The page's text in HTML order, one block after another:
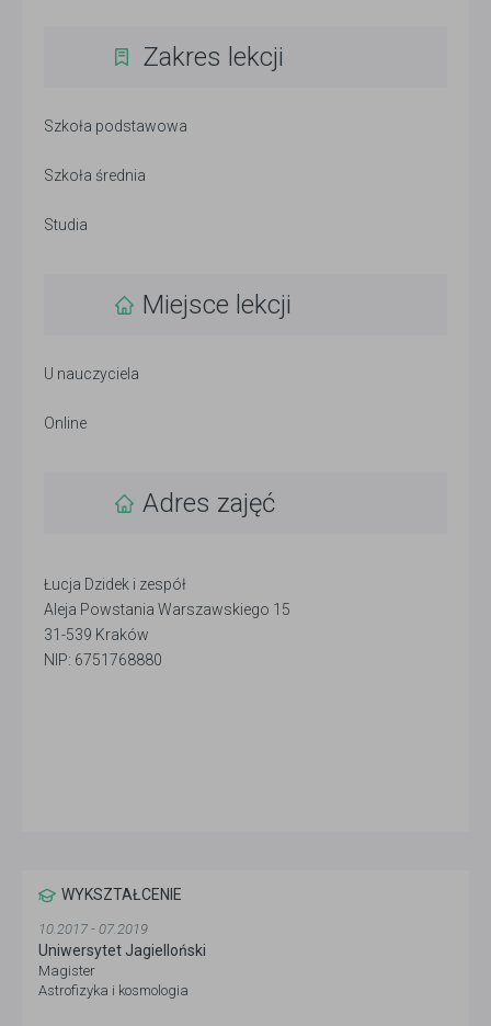
Zakres lekcji
Szkoła podstawowa
Szkoła średnia
Studia
Miejsce lekcji
U nauczyciela
Online
Adres zajęć
Łucja Dzidek i zespół
Aleja Powstania Warszawskiego 15
31-539 Kraków
NIP: 6751768880
WYKSZTAŁCENIE
10.2017 - 07.2019
Uniwersytet Jagielloński
Magister
Astrofizyka i kosmologia